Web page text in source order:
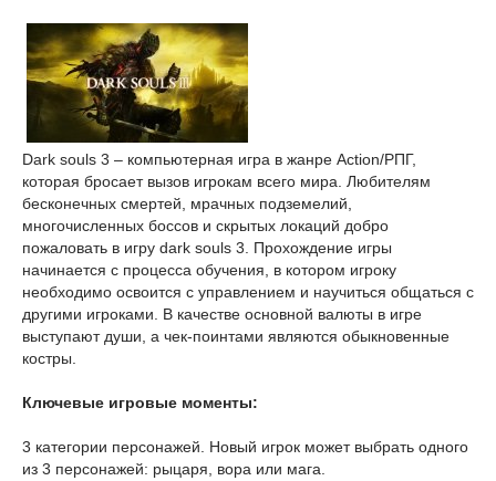
Dark souls 3 – компьютерная игра в жанре Action/РПГ,
которая бросает вызов игрокам всего мира. Любителям
бесконечных смертей, мрачных подземелий,
многочисленных боссов и скрытых локаций добро
пожаловать в игру dark souls 3. Прохождение игры
начинается с процесса обучения, в котором игроку
необходимо освоится с управлением и научиться общаться с
другими игроками. В качестве основной валюты в игре
выступают души, а чек-поинтами являются обыкновенные
костры.
Ключевые игровые моменты:
3 категории персонажей. Новый игрок может выбрать одного
из 3 персонажей: рыцаря, вора или мага.